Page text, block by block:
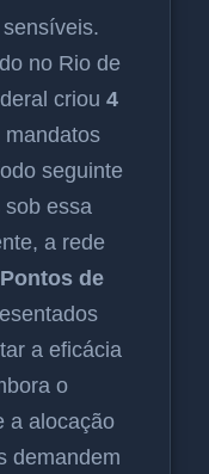
no Rio de
criou 4
mandatos
seguinte
essa
a rede
de
a eficácia
o
a alocação
demandem